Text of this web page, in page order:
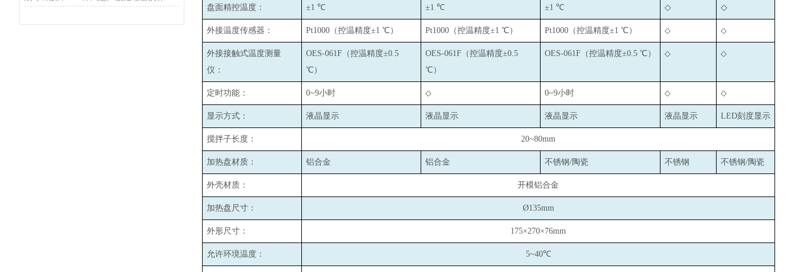
盘面精控温度： ±1 ℃ ±1 ℃ ±1 ℃ ◇ ◇
外接温度传感器： Pt1000 （控温精度±1 ℃） Pt1000 （控温精度±1 ℃） Pt1000 （控温精度±1 ℃） ◇ ◇
外接接触式温度测量
仪：
OES-061F （控温精度±0.5
℃）
OES-061F （控温精度±0.5
℃）
OES-061F （控温精度±0.5 ℃） ◇ ◇
定时功能： 0~9小时 ◇ 0~9小时 ◇ ◇
显示方式： 液晶显示 液晶显示 液晶显示 液晶显示 LED刻度显示
搅拌子长度： 20~80mm
加热盘材质： 铝合金 铝合金 不锈钢/陶瓷 不锈钢 不锈钢/陶瓷
外壳材质： 开模铝合金
加热盘尺寸： Ø135mm
外形尺寸： 175×270×76mm
允许环境温度： 5~40℃